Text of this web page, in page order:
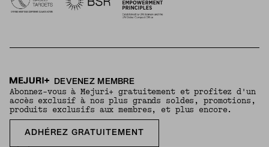
DEVENEZ MEMBRE
Abonnez-vous à Mejuri+ gratuitement et profitez d'un
accès exclusif à nos plus grands soldes, promotions,
produits exclusifs aux membres, et plus encore.
ADHÉREZ GRATUITEMENT